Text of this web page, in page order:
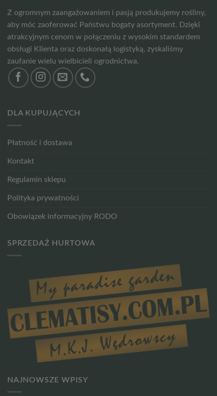
Z ogromnym zaangażowaniem i pasją produkujemy rośliny,
aby móc zaoferować Państwu bogaty asortyment. Dzięki
atrakcyjnym cenom w połączeniu z wysokim standardem
obsługi Klienta oraz doskonałą logistyką, zyskaliśmy
zaufanie wielu wielbicieli ogrodnictwa.
DLA KUPUJĄCYCH
Płatność i dostawa
Kontakt
Regulamin sklepu
Polityka prywatności
Obowiązek informacyjny RODO
SPRZEDAŻ HURTOWA
NAJNOWSZE WPISY